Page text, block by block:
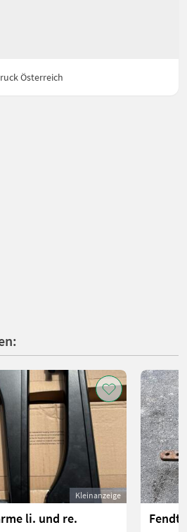
Österreich
Kleinanzeige
li. und re.
Fendt